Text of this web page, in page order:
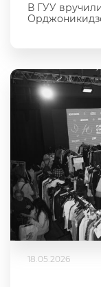
В ГУУ
18.05.2026